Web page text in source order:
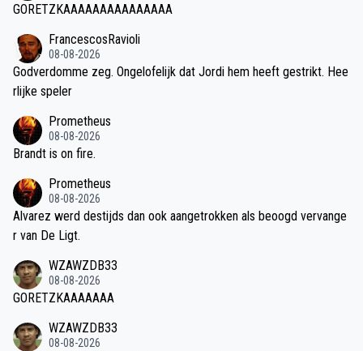
GORETZKAAAAAAAAAAAAAAA
FrancescosRavioli
08-08-2026
Godverdomme zeg. Ongelofelijk dat Jordi hem heeft gestrikt. Hee
rlijke speler
Prometheus
08-08-2026
Brandt is on fire.
Prometheus
08-08-2026
Alvarez werd destijds dan ook aangetrokken als beoogd vervange
r van De Ligt.
WZAWZDB33
08-08-2026
GORETZKAAAAAAA
WZAWZDB33
08-08-2026